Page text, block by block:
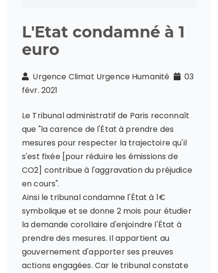
L'Etat condamné à 1
euro
Urgence Climat Urgence Humanité
03
févr. 2021
Le Tribunal administratif de Paris reconnaît
que "la carence de l'État à prendre des
mesures pour respecter la trajectoire qu'il
s'est fixée [pour réduire les émissions de
CO2] contribue à l'aggravation du préjudice
en cours".
Ainsi le tribunal condamne l'État à 1€
symbolique et se donne 2 mois pour étudier
la demande corollaire d'enjoindre l'État à
prendre des mesures. Il appartient au
gouvernement d'apporter ses preuves
actions engagées. Car le tribunal constate